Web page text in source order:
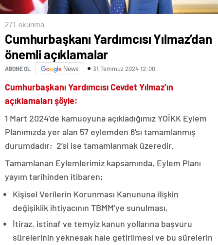
271 okunma
Cumhurbaşkanı Yardımcısı Yılmaz’dan
önemli açıklamalar
ABONE OL News 31 Temmuz 2024 12:00
Cumhurbaşkanı Yardımcısı Cevdet Yılmaz’ın
açıklamaları şöyle:
1 Mart 2024’de kamuoyuna açıkladığımız YOİKK Eylem
Planımızda yer alan 57 eylemden 6’sı tamamlanmış
durumdadır; 2’si ise tamamlanmak üzeredir.
Tamamlanan Eylemlerimiz kapsamında, Eylem Planı
yayım tarihinden itibaren;
Kişisel Verilerin Korunması Kanununa ilişkin
değişiklik ihtiyacının TBMM’ye sunulması,
İtiraz, istinaf ve temyiz kanun yollarına başvuru
sürelerinin yeknesak hale getirilmesi ve bu sürelerin